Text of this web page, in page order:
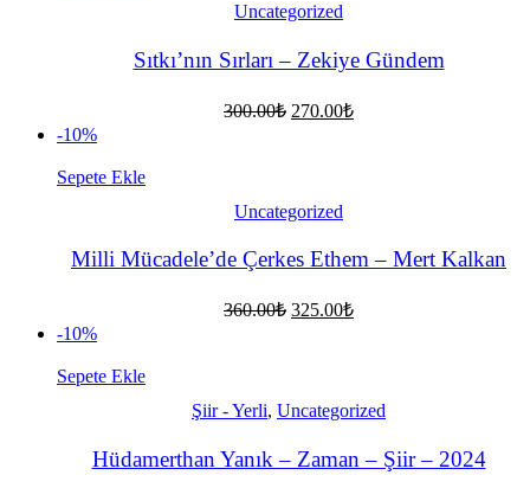
Uncategorized
Sıtkı’nın Sırları – Zekiye Gündem
300.00₺ Orijinal
270.00₺Şu
-10%
Sepete Ekle
Uncategorized
Milli Mücadele’de Çerkes Ethem – Mert Kalkan
360.00₺ Orijinal
325.00₺Şu
-10%
Sepete Ekle
Şiir - Yerli, Uncategorized
Hüdamerthan Yanık – Zaman – Şiir – 2024